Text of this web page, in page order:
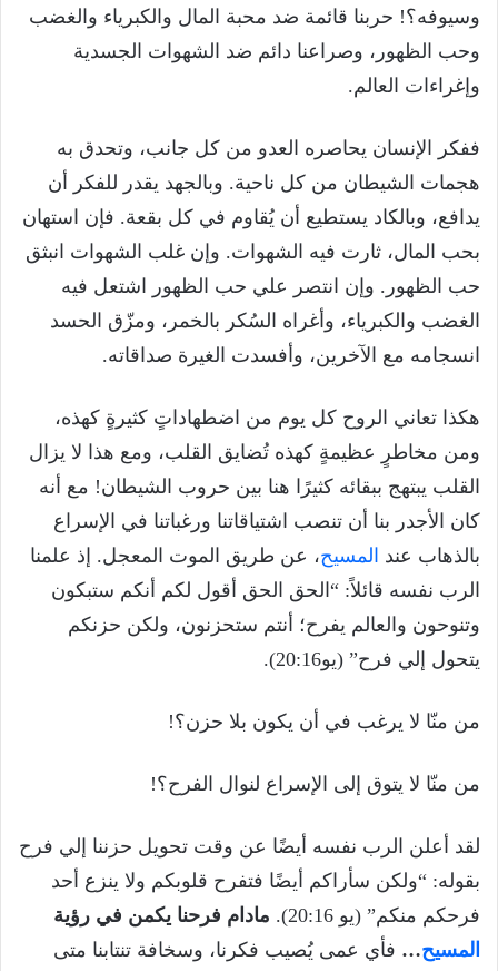
وسيوفه؟! حربنا قائمة ضد محبة المال والكبرياء والغضب
وحب الظهور، وصراعنا دائم ضد الشهوات الجسدية
وإغراءات العالم.
ففكر الإنسان يحاصره العدو من كل جانب، وتحدق به
هجمات الشيطان من كل ناحية. وبالجهد يقدر للفكر أن
يدافع، وبالكاد يستطيع أن يُقاوم في كل بقعة. فإن استهان
بحب المال، ثارت فيه الشهوات. وإن غلب الشهوات انبثق
حب الظهور. وإن انتصر علي حب الظهور اشتعل فيه
الغضب والكبرياء، وأغراه السُكر بالخمر، ومزّق الحسد
انسجامه مع الآخرين، وأفسدت الغيرة صداقاته.
هكذا تعاني الروح كل يوم من اضطهاداتٍ كثيرةٍ كهذه،
ومن مخاطرٍ عظيمةٍ كهذه تُضايق القلب، ومع هذا لا يزال
القلب يبتهج ببقائه كثيرًا هنا بين حروب الشيطان! مع أنه
كان الأجدر بنا أن تنصب اشتياقاتنا ورغباتنا في الإسراع
بالذهاب عند المسيح، عن طريق الموت المعجل. إذ علمنا
الرب نفسه قائلاً: “الحق الحق أقول لكم أنكم ستبكون
وتنوحون والعالم يفرح؛ أنتم ستحزنون، ولكن حزنكم
يتحول إلي فرح” (يو20:16).
من منّا لا يرغب في أن يكون بلا حزن؟!
من منّا لا يتوق إلى الإسراع لنوال الفرح؟!
لقد أعلن الرب نفسه أيضًا عن وقت تحويل حزننا إلي فرح
بقوله: “ولكن سأراكم أيضًا فتفرح قلوبكم ولا ينزع أحد
فرحكم منكم” (يو 20:16).
مادام فرحنا يكمن في رؤية
المسيح… فأي عمى يُصيب فكرنا، وسخافة تنتابنا متى